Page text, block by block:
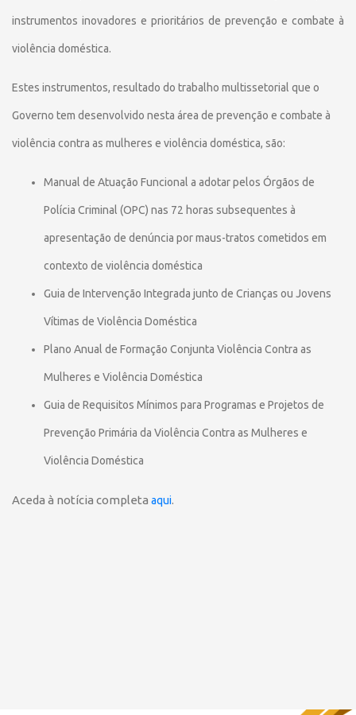
instrumentos inovadores e prioritários de prevenção e combate à
violência doméstica.
Estes instrumentos, resultado do trabalho multissetorial que o
Governo tem desenvolvido nesta área de prevenção e combate à
violência contra as mulheres e violência doméstica, são:
Manual de Atuação Funcional a adotar pelos Órgãos de
Polícia Criminal (OPC) nas 72 horas subsequentes à
apresentação de denúncia por maus-tratos cometidos em
contexto de violência doméstica
Guia de Intervenção Integrada junto de Crianças ou Jovens
Vítimas de Violência Doméstica
Plano Anual de Formação Conjunta Violência Contra as
Mulheres e Violência Doméstica
Guia de Requisitos Mínimos para Programas e Projetos de
Prevenção Primária da Violência Contra as Mulheres e
Violência Doméstica
Aceda à notícia completa aqui.